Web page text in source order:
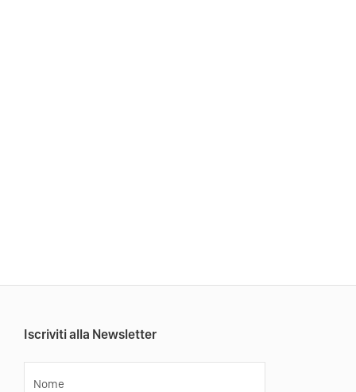
Iscriviti alla Newsletter
Nome